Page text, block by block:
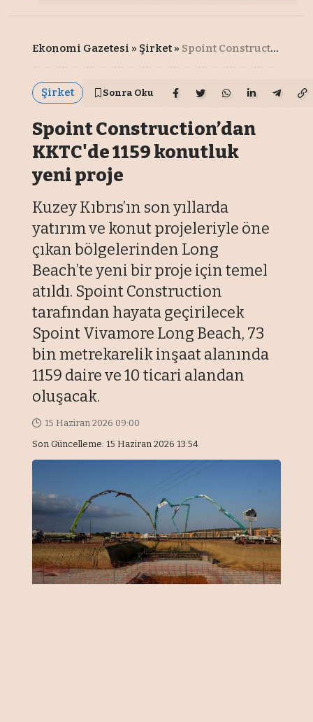
Ekonomi Gazetesi » Şirket » Spoint Construction’dan KKTC'de 1159 konutluk yeni proje
Şirket Sonra Oku
Spoint Construction’dan
KKTC'de 1159 konutluk
yeni proje
Kuzey Kıbrıs’ın son yıllarda
yatırım ve konut projeleriyle öne
çıkan bölgelerinden Long
Beach’te yeni bir proje için temel
atıldı. Spoint Construction
tarafından hayata geçirilecek
Spoint Vivamore Long Beach, 73
bin metrekarelik inşaat alanında
1159 daire ve 10 ticari alandan
oluşacak.
Son Güncelleme: 15 Haziran 2026 13:54
15 Haziran 2026 09:00